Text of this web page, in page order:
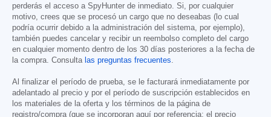
perderás el acceso a SpyHunter de inmediato. Si, por cualquier
motivo, crees que se procesó un cargo que no deseabas (lo cual
podría ocurrir debido a la administración del sistema, por ejemplo),
también puedes cancelar y recibir un reembolso completo del cargo
en cualquier momento dentro de los 30 días posteriores a la fecha de
la compra. Consulta las preguntas frecuentes
Al finalizar el período de prueba, se le facturará inmediatamente por
adelantado al precio y por el período de suscripción establecidos en
los materiales de la oferta y los términos de la página de
registro/compra (que se incorporan aquí por referencia; el precio